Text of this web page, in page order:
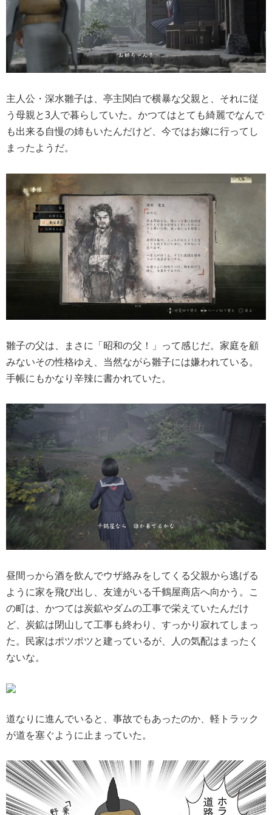
主人公・深水雛子は、亭主関白で横暴な父親と、それに従
う母親と3人で暮らしていた。かつてはとても綺麗でなんで
も出来る自慢の姉もいたんだけど、今ではお嫁に行ってし
まったようだ。
雛子の父は、まさに「昭和の父！」って感じだ。家庭を顧
みないその性格ゆえ、当然ながら雛子には嫌われている。
手帳にもかなり辛辣に書かれていた。
昼間っから酒を飲んでウザ絡みをしてくる父親から逃げる
ように家を飛び出し、友達がいる千鶴屋商店へ向かう。こ
の町は、かつては炭鉱やダムの工事で栄えていたんだけ
ど、炭鉱は閉山して工事も終わり、すっかり寂れてしまっ
た。民家はポツポツと建っているが、人の気配はまったく
ないな。
道なりに進んでいると、事故でもあったのか、軽トラック
が道を塞ぐように止まっていた。